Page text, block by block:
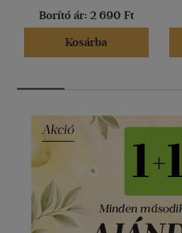
Borító ár: 2 690 Ft
Kosárba